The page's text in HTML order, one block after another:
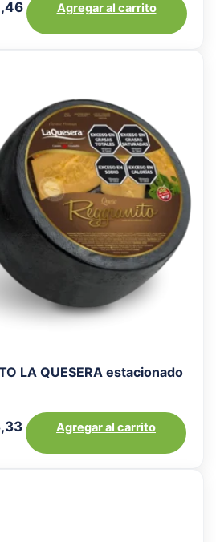
Agregar al carrito
LA QUESERA estacionado
Agregar al carrito